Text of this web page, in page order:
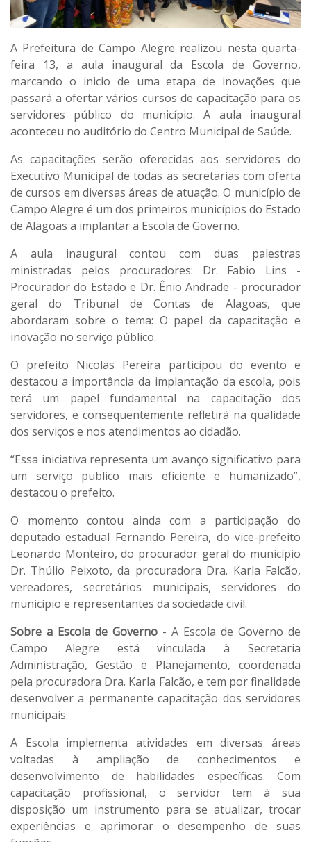
A Prefeitura de Campo Alegre realizou nesta quarta-
feira 13, a aula inaugural da Escola de Governo,
marcando o inicio de uma etapa de inovações que
passará a ofertar vários cursos de capacitação para os
servidores público do município. A aula inaugural
aconteceu no auditório do Centro Municipal de Saúde.
As capacitações serão oferecidas aos servidores do
Executivo Municipal de todas as secretarias com oferta
de cursos em diversas áreas de atuação. O município de
Campo Alegre é um dos primeiros municípios do Estado
de Alagoas a implantar a Escola de Governo.
A aula inaugural contou com duas palestras
ministradas pelos procuradores: Dr. Fabio Lins -
Procurador do Estado e Dr. Ênio Andrade - procurador
geral do Tribunal de Contas de Alagoas, que
abordaram sobre o tema: O papel da capacitação e
inovação no serviço público.
O prefeito Nicolas Pereira participou do evento e
destacou a importância da implantação da escola, pois
terá um papel fundamental na capacitação dos
servidores, e consequentemente refletirá na qualidade
dos serviços e nos atendimentos ao cidadão.
“Essa iniciativa representa um avanço significativo para
um serviço publico mais eficiente e humanizado”,
destacou o prefeito.
O momento contou ainda com a participação do
deputado estadual Fernando Pereira, do vice-prefeito
Leonardo Monteiro, do procurador geral do município
Dr. Thúlio Peixoto, da procuradora Dra. Karla Falcão,
vereadores, secretários municipais, servidores do
município e representantes da sociedade civil.
Sobre a Escola de Governo - A Escola de Governo de
Campo Alegre está vinculada à Secretaria
Administração, Gestão e Planejamento, coordenada
pela procuradora Dra. Karla Falcão, e tem por finalidade
desenvolver a permanente capacitação dos servidores
municipais.
A Escola implementa atividades em diversas áreas
voltadas à ampliação de conhecimentos e
desenvolvimento de habilidades específicas. Com
capacitação profissional, o servidor tem à sua
disposição um instrumento para se atualizar, trocar
experiências e aprimorar o desempenho de suas